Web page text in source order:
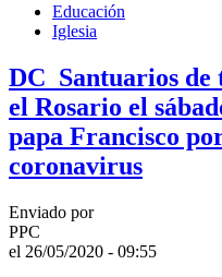
Educación
Iglesia
DC_Santuarios
el Rosario el
papa Francisco
coronavirus
Enviado por
PPC
el 26/05/2020 - 09:55